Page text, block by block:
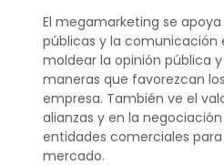
El megamarketing se
públicas y la comunicación
moldear la opinión pública
maneras que favorezcan
empresa. También ve el
alianzas y en la
entidades comerciales
mercado.